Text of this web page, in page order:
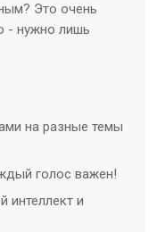
Это очень
- нужно лишь
на разные темы
голос важен!
интеллект и